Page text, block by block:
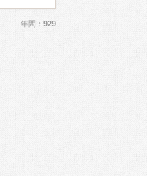
| 年間： 929